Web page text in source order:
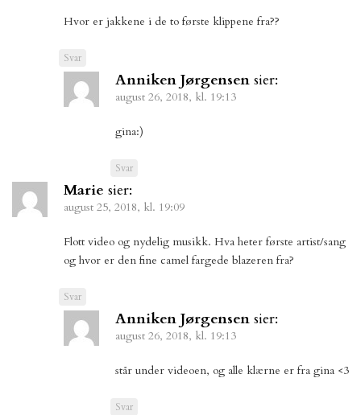
Hvor er jakkene i de to første klippene fra??
Svar
Anniken Jørgensen sier:
august 26, 2018, kl. 19:13
gina:)
Svar
Marie sier:
august 25, 2018, kl. 19:09
Flott video og nydelig musikk. Hva heter første artist/sang
og hvor er den fine camel fargede blazeren fra?
Svar
Anniken Jørgensen sier:
august 26, 2018, kl. 19:13
står under videoen, og alle klærne er fra gina <3
Svar